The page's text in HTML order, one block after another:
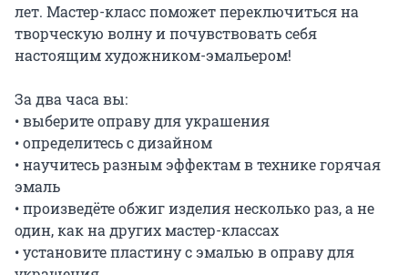
лет. Мастер-класс поможет переключиться на
творческую волну и почувствовать себя
настоящим художником-эмальером!
За два часа вы:
‭• выберите оправу для украшения
‭• определитесь с дизайном
‭• научитесь разным эффектам в технике горячая
эмаль
‭• произведёте обжиг изделия несколько раз, а не
один, как на других мастер-классах
‭• установите пластину с эмалью в оправу для